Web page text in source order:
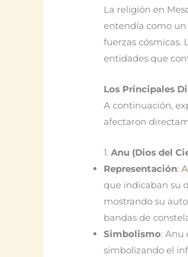
La religión en
entendía como un
fuerzas cósmicas.
entidades que
Los Principales
A continuación,
afectaron
1.Anu (Dios del
Representación:
que indicaban su
mostrando su
bandas de
Simbolismo: Anu
simbolizando el